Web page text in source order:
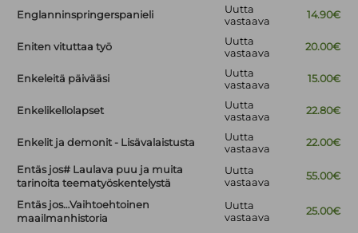
Englanninspringerspanieli
Uutta
vastaava
14.90€
Eniten vituttaa työ
Uutta
vastaava
20.00€
Enkeleitä päivääsi
Uutta
vastaava
15.00€
Enkelikellolapset
Uutta
vastaava
22.80€
Enkelit ja demonit - Lisävalaistusta
Uutta
vastaava
22.00€
Entäs jos# Laulava puu ja muita
tarinoita teematyöskentelystä
Uutta
vastaava
55.00€
Entäs jos…Vaihtoehtoinen
maailmanhistoria
Uutta
vastaava
25.00€